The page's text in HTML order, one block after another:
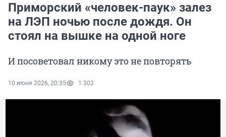
Приморский «человек-паук» залез
на ЛЭП ночью после дождя. Он
стоял на вышке на одной ноге
И посоветовал никому это не повторять
10 июня 2026, 20:35 1 302